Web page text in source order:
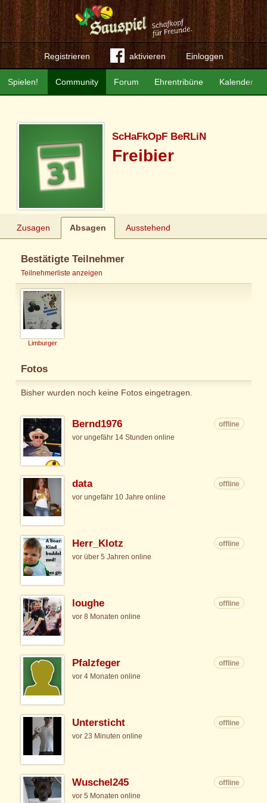
Registrieren aktivieren Einloggen
Community Forum Ehrentribüne Kalender
Spielen!
ScHaFkOpF BeRLiN
Freibier
Zusagen Absagen Ausstehend
Bestätigte Teilnehmer
Teilnehmerliste anzeigen
Limburger
Fotos
Bisher wurden noch keine Fotos eingetragen.
Bernd1976
offline
vor ungefähr 14 Stunden online
data
offline
vor ungefähr 10 Jahre online
Herr_Klotz
offline
vor über 5 Jahren online
loughe
offline
vor 8 Monaten online
Pfalzfeger
offline
vor 4 Monaten online
Untersticht
offline
vor 23 Minuten online
Wuschel245
offline
vor 5 Monaten online